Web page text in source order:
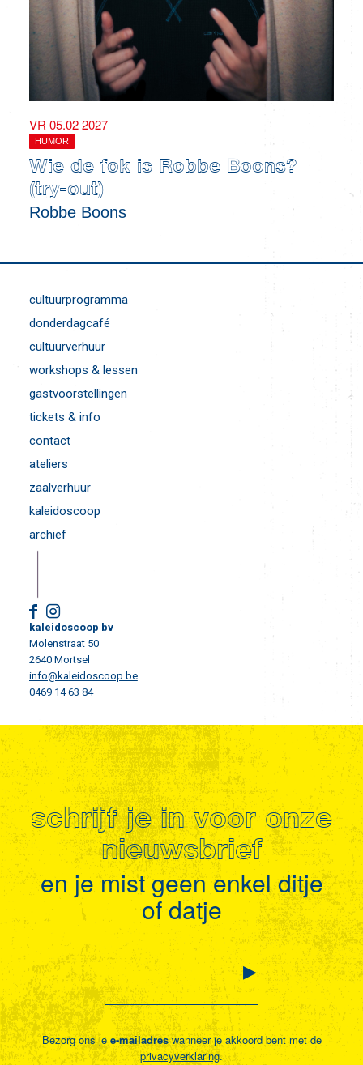
VR 05.02 2027
HUMOR
Wie de fok is Robbe Boons?
(try-out)
Robbe Boons
cultuurprogramma
donderdagcafé
cultuurverhuur
workshops & lessen
gastvoorstellingen
tickets & info
contact
ateliers
zaalverhuur
kaleidoscoop
archief
kaleidoscoop bv
Molenstraat 50
2640 Mortsel
info@kaleidoscoop.be
0469 14 63 84
schrijf je in voor onze
nieuwsbrief
en je mist geen enkel ditje
of datje
Bezorg ons je e-mailadreswanneer je akkoord bent met de
privacyverklaring.